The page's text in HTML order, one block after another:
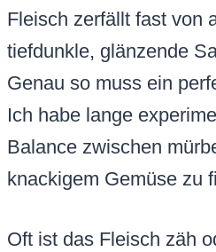
Fleisch zerfällt fast von
tiefdunkle, glänzende
Genau so muss ein
Ich habe lange
Balance zwischen
knackigem Gemüse zu
Oft ist das Fleisch zäh